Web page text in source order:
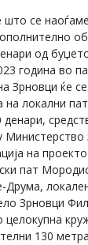
се
од
година во
Зрновци ќе
на локални
на
пат
Друма,
Зрновци
целокупна
130